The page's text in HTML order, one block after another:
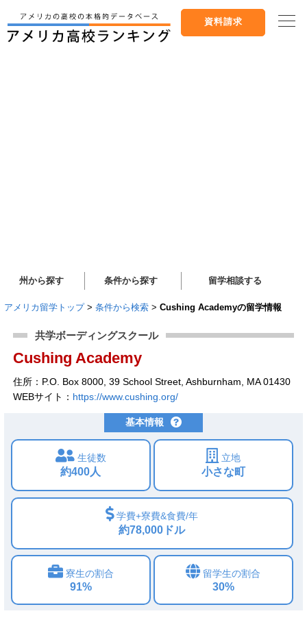
資料請求
州から探す 条件から探す 留学相談する
アメリカ留学トップ > 条件から検索 > Cushing Academyの留学情報
共学ボーディングスクール
Cushing Academy
住所：P.O. Box 8000, 39 School Street, Ashburnham, MA 01430
WEBサイト： https://www.cushing.org/
基本情報
生徒数
約400人
立地
小さな町
学費+寮費&食費/年
約78,000ドル
寮生の割合
91%
留学生の割合
30%